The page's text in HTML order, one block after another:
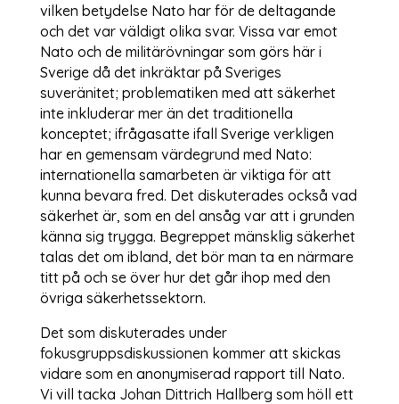
vilken betydelse Nato har för de deltagande
och det var väldigt olika svar. Vissa var emot
Nato och de militärövningar som görs här i
Sverige då det inkräktar på Sveriges
suveränitet; problematiken med att säkerhet
inte inkluderar mer än det traditionella
konceptet; ifrågasatte ifall Sverige verkligen
har en gemensam värdegrund med Nato:
internationella samarbeten är viktiga för att
kunna bevara fred. Det diskuterades också vad
säkerhet är, som en del ansåg var att i grunden
känna sig trygga. Begreppet mänsklig säkerhet
talas det om ibland, det bör man ta en närmare
titt på och se över hur det går ihop med den
övriga säkerhetssektorn.
Det som diskuterades under
fokusgruppsdiskussionen kommer att skickas
vidare som en anonymiserad rapport till Nato.
Vi vill tacka Johan Dittrich Hallberg som höll ett